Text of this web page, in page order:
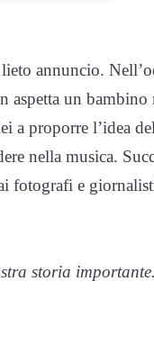
annuncio.
un
a proporre l’idea
nella musica.
fotografi e
storia